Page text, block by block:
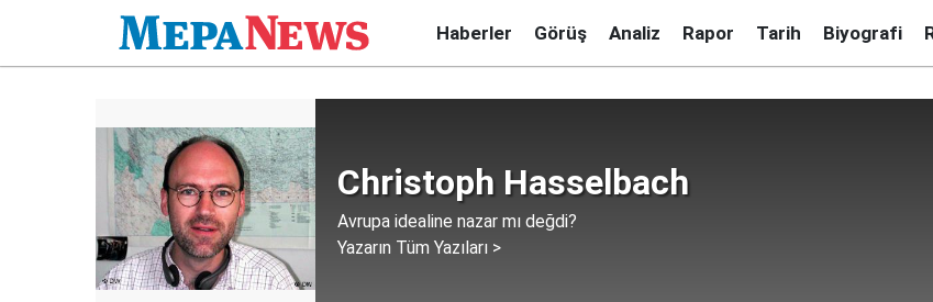
Haberler Görüş Analiz Rapor Tarih Biyografi
Christoph Hasselbach
Avrupa idealine nazar mı değdi?
Yazarın Tüm Yazıları >